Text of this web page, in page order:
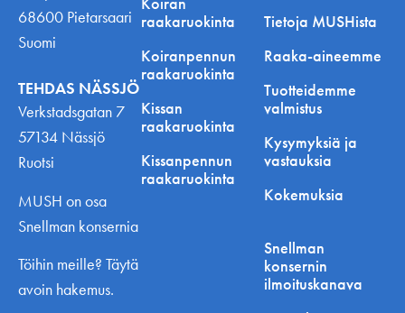
68600 Pietarsaari
Suomi
TEHDAS NÄSSJÖ
Verkstadsgatan 7
57134 Nässjö
Ruotsi
MUSH on osa
Snellman konsernia
Töihin meille? Täytä
avoin hakemus.
raakaruokinta
Koiranpennun
raakaruokinta
Kissan
raakaruokinta
Kissanpennun
raakaruokinta
Tietoja MUSHista
Raaka-aineemme
Tuotteidemme
valmistus
Kysymyksiä ja
vastauksia
Kokemuksia
Snellman
konsernin
ilmoituskanava